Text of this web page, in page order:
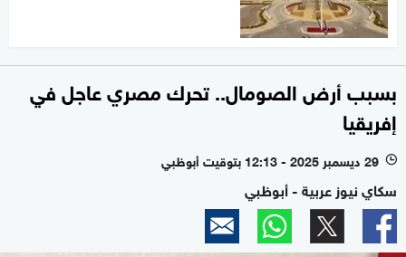
بسبب أرض الصومال.. تحرك مصري عاجل في
إفريقيا
l 29 ديسمبر 2025 - 12:13 بتوقيت أبوظبي
سكاي نيوز عربية - أبوظبي